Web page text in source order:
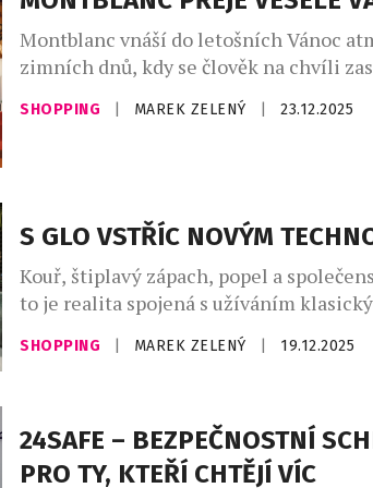
Montblanc vnáší do letošních Vánoc
zimních dnů, kdy se člověk na chvíli
do ruky pero a nechá myšlenky plynout
Ruční psaní je jedním z nejkrásnějších
SHOPPING MAREK ZELENÝ 23.12.2025
S GLO VSTŘÍC NOVÝM
Kouř, štiplavý zápach, popel a
to je realita spojená s užíváním
tak jak ji známe po staletí. Není proto
této oblasti hledá moderní věda
uživatelů i jejich nejbližší okolí.
SHOPPING MAREK ZELENÝ 19.12.2025
24SAFE – BEZPEČNOSTNÍ
PRO TY, KTEŘÍ CHTĚJÍ VÍC